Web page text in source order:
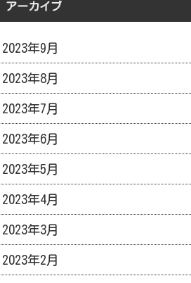
アーカイブ
2023年9月
2023年8月
2023年7月
2023年6月
2023年5月
2023年4月
2023年3月
2023年2月